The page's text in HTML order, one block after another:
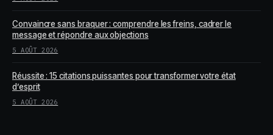
Convaincre sans braquer : comprendre les freins, cadrer le
message et répondre aux objections
5 AOÛT 2026
Réussite : 15 citations puissantes pour transformer votre état
d’esprit
5 AOÛT 2026